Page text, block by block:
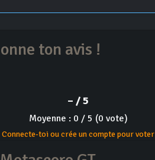
ton avis !
– / 5
Moyenne : 0 / 5 (0 vote)
Connecte-toi ou crée un compte pour voter